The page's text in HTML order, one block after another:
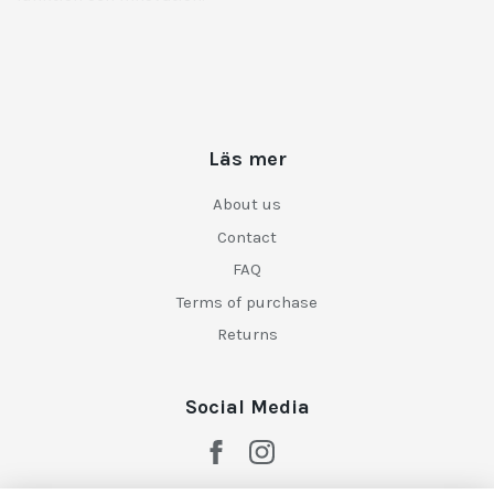
Läs mer
About us
Contact
FAQ
Terms of purchase
Returns
Social Media